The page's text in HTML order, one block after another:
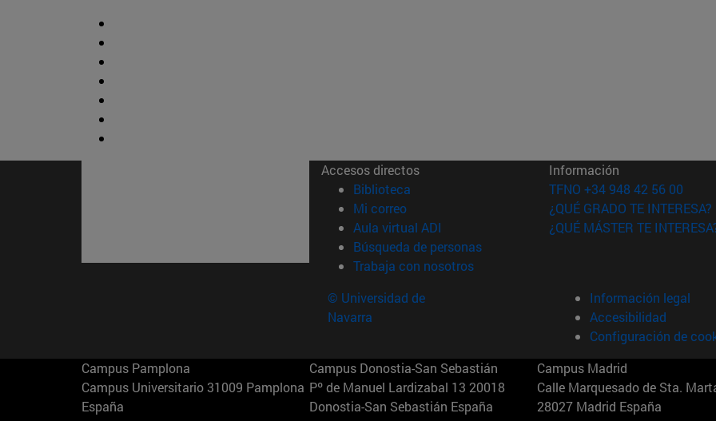
Accesos directos
Biblioteca (abre en nueva ventana)
Mi correo(abre en nueva ventana)
Aula virtual ADI (abre en nueva ventana)
Búsqueda de personas(abre en nueva ventana)
Trabaja con nosotros(abre en nueva ventana)
Información
TFNO +34 948 42 56 00
¿QUÉ GRADO TE INTERESA?
¿QUÉ MÁSTER TE
© Universidad de
Navarra
Información legal
Accesibilidad
Configuración de
Campus Pamplona
Campus Universitario 31009 Pamplona
España
Campus Donostia-San Sebastián
Pº de Manuel Lardizabal 13 20018
Donostia-San Sebastián España
Campus Madrid
Calle Marquesado de Sta.
28027 Madrid España